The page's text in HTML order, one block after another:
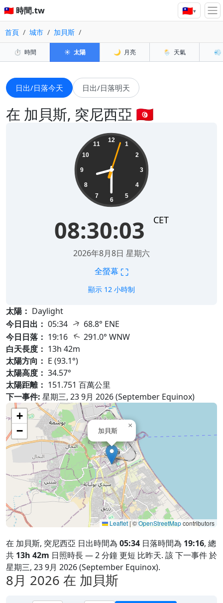
🇹🇼 時間.tw 🇹🇼▾
首頁 城市 加貝斯
⏱️ 時間 ☀️ 太陽 🌙 月亮 🌦️ 天氣 💨
日出/日落今天 日出/日落明天
在 加貝斯, 突尼西亞 🇹🇳
12
1
2
3
4
5
6
7
8
9
10
11
08:30:04 CET
2026年8月8日 星期六
全螢幕 ⛶
顯示 12 小時制
太陽： Daylight
今日日出： 05:34 ↑ 68.8° ENE
今日日落： 19:16 ↑ 291.0° WNW
白天長度： 13h 42m
太陽方向： E (93.1°)
太陽高度： 34.57°
太陽距離： 151.751 百萬公里
下一事件: 星期三, 23 9月 2026 (September Equinox)
加貝斯
×
+
−
Leaflet |©OpenStreetMapcontributors
在 加貝斯, 突尼西亞 日出時間為 05:34 日落時間為 19:16, 總
共 13h 42m 日照時長 — 2 分鐘 更短 比昨天. 該 下一事件 於
星期三, 23 9月 2026 (September Equinox).
8月 2026 在 加貝斯